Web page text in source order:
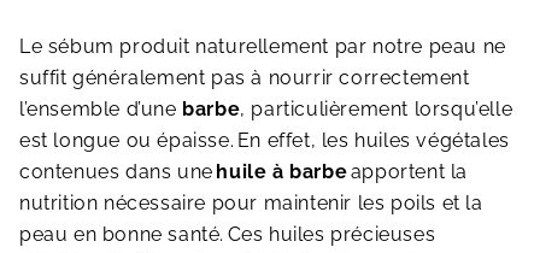
Le sébum produit naturellement par notre peau ne
suffit généralement pas à nourrir correctement
l’ensemble d’une barbe, particulièrement lorsqu’elle
est longue ou épaisse. En effet, les huiles végétales
contenues dans une huile à barbeapportent la
nutrition nécessaire pour maintenir les poils et la
peau en bonne santé. Ces huiles précieuses